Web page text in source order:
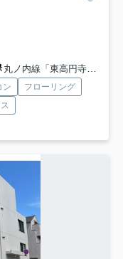
丸ノ内線「東高円寺」駅 徒歩18分
ン
フローリング